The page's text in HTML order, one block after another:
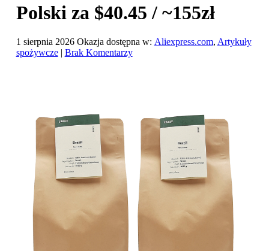
Polski za $40.45 / ~155zł
1 sierpnia 2026Okazja dostępna w: Aliexpress.com, Artykuły
spożywcze| Brak Komentarzy